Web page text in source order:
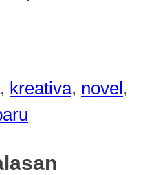
, kreativa, novel,